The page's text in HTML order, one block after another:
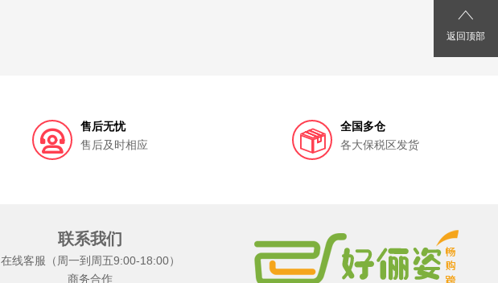
售后无忧
售后及时相应
全国多仓
各大保税区发货
联系我们
在线客服（周一到周五9:00-18:00）
商务合作
返回顶部